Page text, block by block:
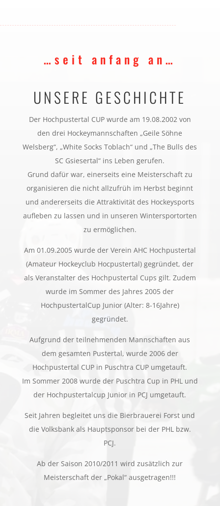
…seit anfang an…
UNSERE GESCHICHTE
Der Hochpustertal CUP wurde am 19.08.2002 von
den drei Hockeymannschaften „Geile Söhne
Welsberg“, „White Socks Toblach“ und „The Bulls des
SC Gsiesertal“ ins Leben gerufen.
Grund dafür war, einerseits eine Meisterschaft zu
organisieren die nicht allzufrüh im Herbst beginnt
und andererseits die Attraktivität des Hockeysports
aufleben zu lassen und in unseren Wintersportorten
zu ermöglichen.
Am 01.09.2005 wurde der Verein AHC Hochpustertal
(Amateur Hockeyclub Hocpustertal) gegründet, der
als Veranstalter des Hochpustertal Cups gilt. Zudem
wurde im Sommer des Jahres 2005 der
HochpustertalCup Junior (Alter: 8-16Jahre)
gegründet.
Aufgrund der teilnehmenden Mannschaften aus
dem gesamten Pustertal, wurde 2006 der
Hochpustertal CUP in Puschtra CUP umgetauft.
Im Sommer 2008 wurde der Puschtra Cup in PHL und
der Hochpustertalcup Junior in PCJ umgetauft.
Seit Jahren begleitet uns die Bierbrauerei Forst und
die Volksbank als Hauptsponsor bei der PHL bzw.
PCJ.
Ab der Saison 2010/2011 wird zusätzlich zur
Meisterschaft der „Pokal“ ausgetragen!!!